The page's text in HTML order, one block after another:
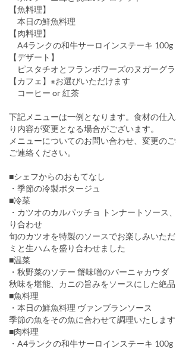
【魚料理】
本日の鮮魚料理
【肉料理】
A4ランクの和牛サーロインステーキ 100g
【デザート】
ピスタチオとフランボワーズのヌガーグ
【カフェ】※お選びいただけます
コーヒー or 紅茶
下記メニューは一例となります。食材の仕
り内容が変更となる場合がございます。
メニューについてのお問い合わせ、変更の
ご連絡ください。
■シェフからのおもてなし
・季節の冷製ポタージュ
■冷菜
・カツオのカルパッチョ トンナートソース
り合わせ
旬のカツオを特製のソースでお楽しみいた
ミと生ハムを盛り合わせました
■温菜
・秋野菜のソテー 蟹味噌のバーニャカウダ
秋味を堪能、カニの旨みをソースにした絶品
■魚料理
・本日の鮮魚料理 ヴァンブランソース
季節の魚をその魚に合わせて調理いたします
■肉料理
・A4ランクの和牛サーロインステーキ 100g